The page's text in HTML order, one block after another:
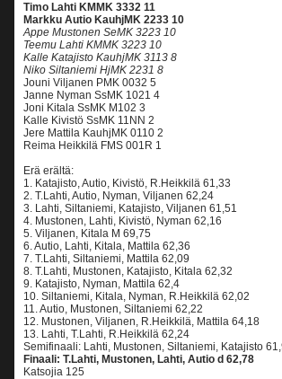
Timo Lahti KMMK 3332 11
Markku Autio KauhjMK 2233 10
Appe Mustonen SeMK 3223 10
Teemu Lahti KMMK 3223 10
Kalle Katajisto KauhjMK 3113 8
Niko Siltaniemi HjMK 2231 8
Jouni Viljanen PMK 0032 5
Janne Nyman SsMK 1021 4
Joni Kitala SsMK M102 3
Kalle Kivistö SsMK 11NN 2
Jere Mattila KauhjMK 0110 2
Reima Heikkilä FMS 001R 1
Erä erältä:
1. Katajisto, Autio, Kivistö, R.Heikkilä 61,33
2. T.Lahti, Autio, Nyman, Viljanen 62,24
3. Lahti, Siltaniemi, Katajisto, Viljanen 61,51
4. Mustonen, Lahti, Kivistö, Nyman 62,16
5. Viljanen, Kitala M 69,75
6. Autio, Lahti, Kitala, Mattila 62,36
7. T.Lahti, Siltaniemi, Mattila 62,09
8. T.Lahti, Mustonen, Katajisto, Kitala 62,32
9. Katajisto, Nyman, Mattila 62,4
10. Siltaniemi, Kitala, Nyman, R.Heikkilä 62,02
11. Autio, Mustonen, Siltaniemi 62,22
12. Mustonen, Viljanen, R.Heikkilä, Mattila 64,18
13. Lahti, T.Lahti, R.Heikkilä 62,24
Semifinaali: Lahti, Mustonen, Siltaniemi, Katajisto
Finaali: T.Lahti, Mustonen, Lahti, Autio d 62,78
Katsojia 125